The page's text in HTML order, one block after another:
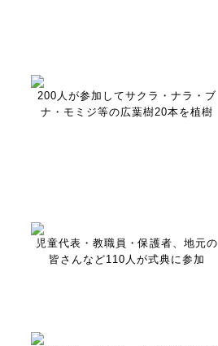
200人が参加してサクラ・ナラ・ブ
ナ・モミジ等の広葉樹20本を植樹
児童代表・教職員・保護者、地元の
皆さんなど110人が式典に参加